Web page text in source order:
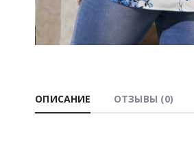
ОПИСАНИЕ ОТЗЫВЫ (0)